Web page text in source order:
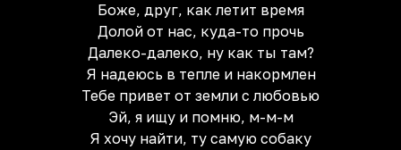
Боже, друг, как летит время
Долой от нас, куда-то прочь
Далеко-далеко, ну как ты там?
Я надеюсь в тепле и накормлен
Тебе привет от земли с любовью
Эй, я ищу и помню, м-м-м
Я хочу найти, ту самую собаку